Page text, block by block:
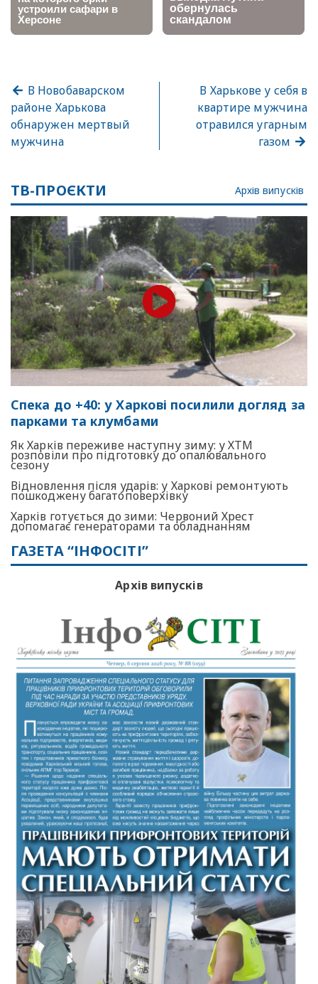
В Новобаварском
районе Харькова
обнаружен мертвый
мужчина
В Харькове у себя в
квартире мужчина
отравился угарным
газом
ТВ-ПРОЄКТИ Архів випусків
Спека до +40: у Харкові посилили догляд за
парками та клумбами
Як Харків переживе наступну зиму: у ХТМ
розповіли про підготовку до опалювального
сезону
Відновлення після ударів: у Харкові ремонтують
пошкоджену багатоповерхівку
Харків готується до зими: Червоний Хрест
допомагає генераторами та обладнанням
ГАЗЕТА “ІНФОСІТІ”
Архів випусків